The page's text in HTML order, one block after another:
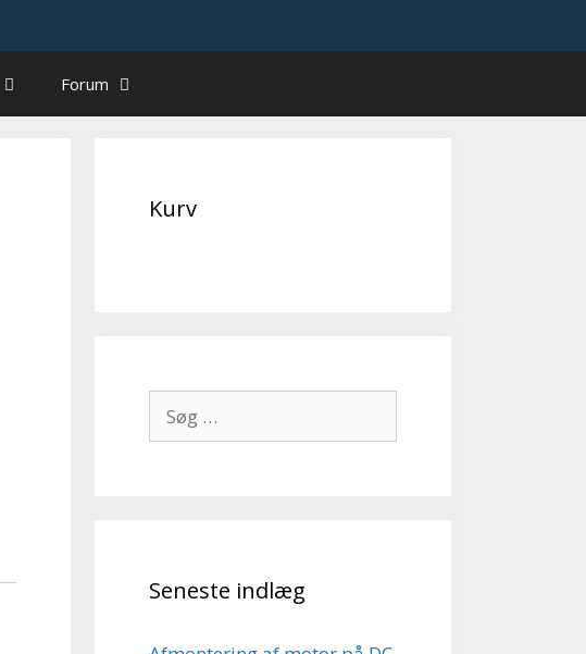
Forum
Kurv
efter:
Seneste indlæg